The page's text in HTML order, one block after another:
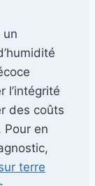
un
l’intégrité
des coûts
Pour en
terre